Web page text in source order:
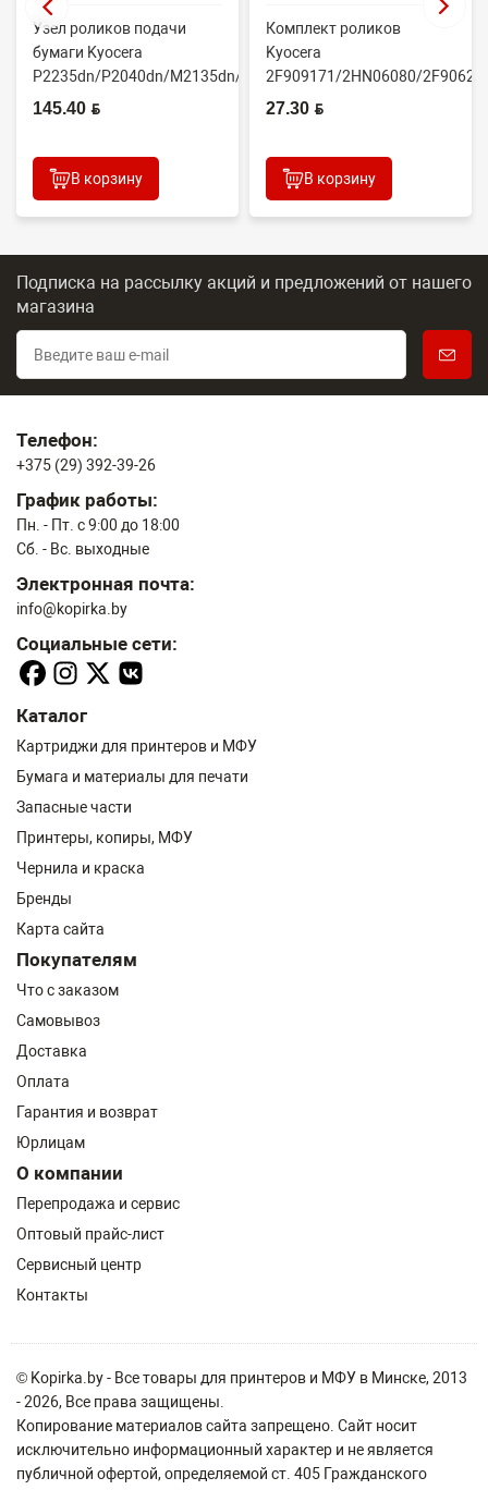
Узел роликов подачи
бумаги Kyocera
P2235dn/P2040dn/M2135dn/M2635dn/M2735dw/M2040dn
(O...
145.40 BYN
В корзину
Комплект роликов
Kyocera
2F909171/2HN06080/
(CET7806)
27.30 BYN
В корзину
Подписка на рассылку акций и предложений от нашего
магазина
Телефон:
+375 (29) 392-39-26
График работы:
Пн. - Пт. с 9:00 до 18:00
Сб. - Вс. выходные
Электронная почта:
info@kopirka.by
Социальные сети:
Каталог
Картриджи для принтеров и МФУ
Бумага и материалы для печати
Запасные части
Принтеры, копиры, МФУ
Чернила и краска
Бренды
Карта сайта
Покупателям
Что с заказом
Самовывоз
Доставка
Оплата
Гарантия и возврат
Юрлицам
О компании
Перепродажа и сервис
Оптовый прайс-лист
Сервисный центр
Контакты
© Kopirka.by - Все товары для принтеров и МФУ в Минске, 2013
- 2026, Все права защищены.
Копирование материалов сайта запрещено. Сайт носит
исключительно информационный характер и не является
публичной офертой, определяемой ст. 405 Гражданского